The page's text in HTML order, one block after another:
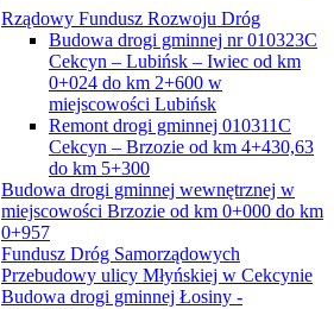
Rządowy Fundusz Rozwoju Dróg
Budowa drogi gminnej nr 010323C
Cekcyn – Lubińsk – Iwiec od km
0+024 do km 2+600 w
miejscowości Lubińsk
Remont drogi gminnej 010311C
Cekcyn – Brzozie od km 4+430,63
do km 5+300
Budowa drogi gminnej wewnętrznej w
miejscowości Brzozie od km 0+000 do km
0+957
Fundusz Dróg Samorządowych
Przebudowy ulicy Młyńskiej w Cekcynie
Budowa drogi gminnej Łosiny -